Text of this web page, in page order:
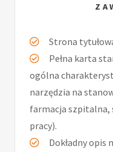
Strona
Pełna karta
ogólna
narzędzia na
farmacja szpitalna,
pracy).
Dokładny opis